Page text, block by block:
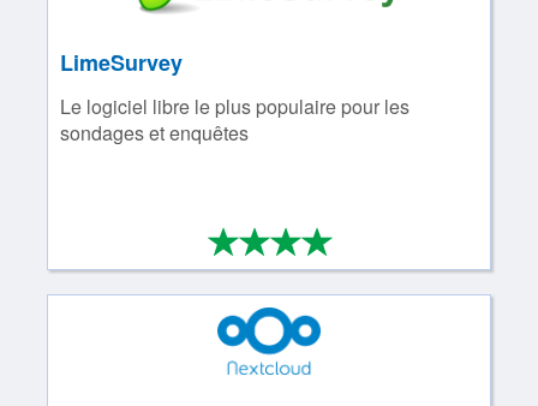
LimeSurvey
Le logiciel libre le plus populaire pour les
sondages et enquêtes
****
4/4